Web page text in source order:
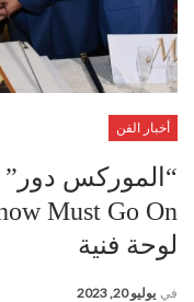
أخبار الفن
لوحة فنية
في يوليو 20, 2023